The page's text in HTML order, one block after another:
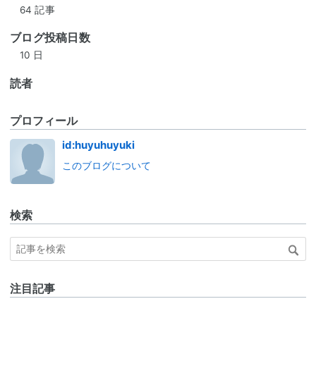
64 記事
ブログ投稿日数
10 日
読者
プロフィール
id:huyuhuyuki
このブログについて
検索
注目記事